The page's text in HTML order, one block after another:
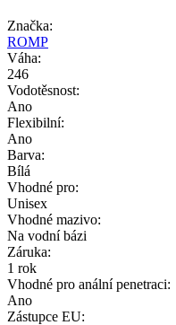
Značka:
ROMP
Váha:
246
Vodotěsnost:
Ano
Flexibilní:
Ano
Barva:
Bílá
Vhodné pro:
Unisex
Vhodné mazivo:
Na vodní bázi
Záruka:
1 rok
Vhodné pro anální penetraci:
Ano
Zástupce EU: